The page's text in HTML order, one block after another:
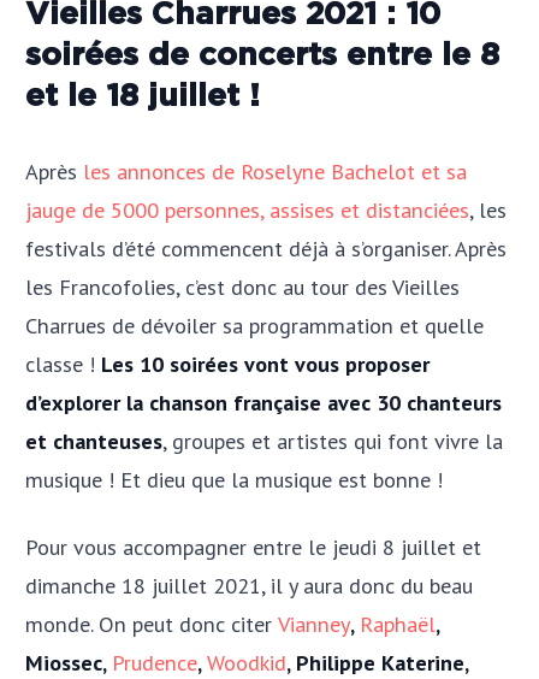
Vieilles Charrues 2021 : 10
soirées de concerts entre le 8
et le 18 juillet !
Après les annonces de Roselyne Bachelot et sa
jauge de 5000 personnes, assises et distanciées, les
festivals d’été commencent déjà à s’organiser. Après
les Francofolies, c’est donc au tour des Vieilles
Charrues de dévoiler sa programmation et quelle
classe ! Les 10 soirées vont vous proposer
d’explorer la chanson française avec 30 chanteurs
et chanteuses, groupes et artistes qui font vivre la
musique ! Et dieu que la musique est bonne !
Pour vous accompagner entre le jeudi 8 juillet et
dimanche 18 juillet 2021, il y aura donc du beau
monde. On peut donc citer Vianney, Raphaël,
Miossec, Prudence,Woodkid, Philippe Katerine,